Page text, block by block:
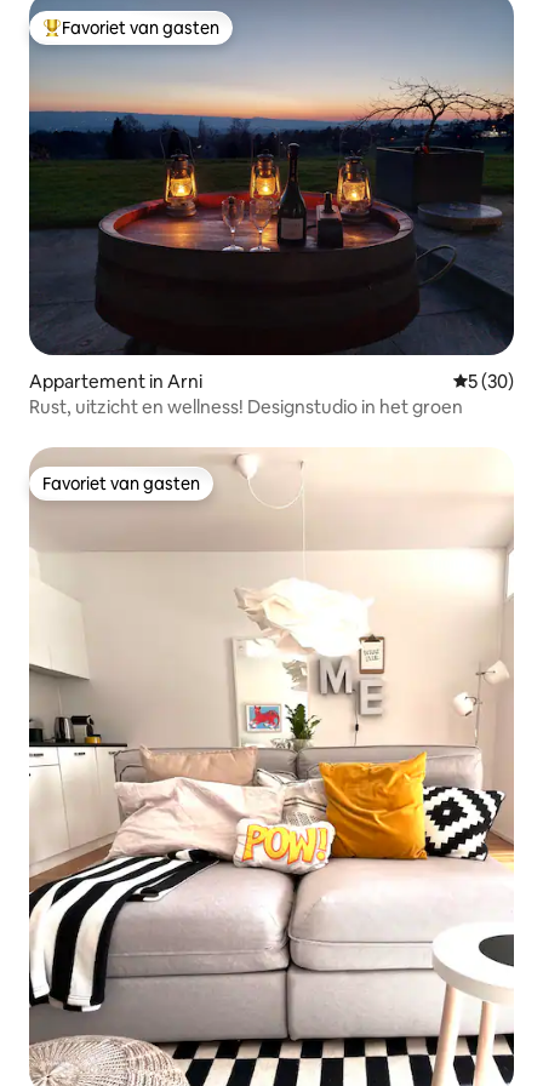
Topfavoriet van gasten
Favoriet van gasten
Appartement in Arni
5 (30)
Rust, uitzicht en wellness! Designstudio in het groen
Favoriet van gasten
Favoriet van gasten